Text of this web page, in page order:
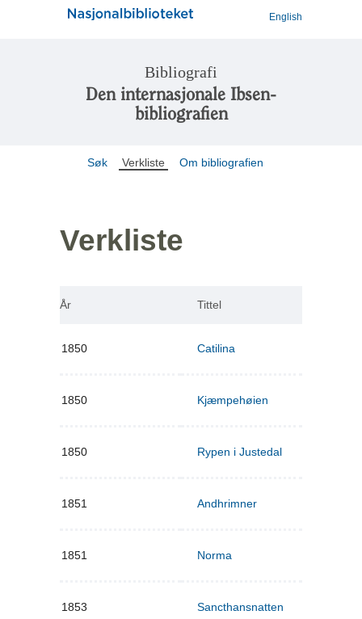
English
Bibliografi
Den internasjonale Ibsen-
bibliografien
Søk Verkliste Om bibliografien
Verkliste
År Tittel
1850 Catilina
1850 Kjæmpehøien
1850 Rypen i Justedal
1851 Andhrimner
1851 Norma
1853 Sancthansnatten